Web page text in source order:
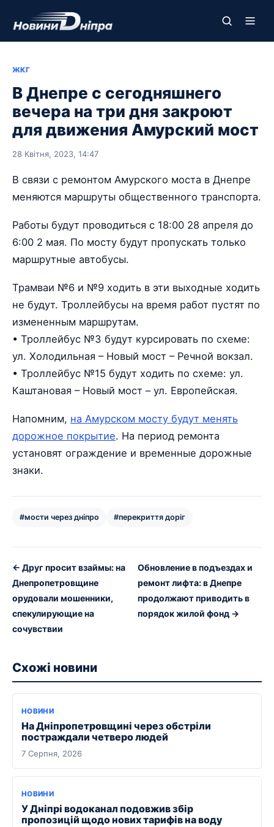
ЖКГ
В Днепре с сегодняшнего
вечера на три дня закроют
для движения Амурский мост
28 Квітня, 2023, 14:47
В связи с ремонтом Амурского моста в Днепре
меняются маршруты общественного транспорта.
Работы будут проводиться с 18:00 28 апреля до
6:00 2 мая. По мосту будут пропускать только
маршрутные автобусы.
Трамваи №6 и №9 ходить в эти выходные ходить
не будут. Троллейбусы на время работ пустят по
измененным маршрутам.
• Троллейбус №3 будут курсировать по схеме:
ул. Холодильная – Новый мост – Речной вокзал.
• Троллейбус №15 будут ходить по схеме: ул.
Каштановая – Новый мост – ул. Европейская.
Напомним, на Амурском мосту будут менять
дорожное покрытие. На период ремонта
установят ограждение и временные дорожные
знаки.
#мости через дніпро #перекриття доріг
← Друг просит взаймы: на
Днепропетровщине
орудовали мошенники,
спекулирующие на
сочувствии
Обновление в подъездах и
ремонт лифта: в Днепре
продолжают приводить в
порядок жилой фонд →
Схожі новини
НОВИНИ
На Дніпропетровщині через обстріли
постраждали четверо людей
7 Серпня, 2026
НОВИНИ
У Дніпрі водоканал подовжив збір
пропозицій щодо нових тарифів на воду